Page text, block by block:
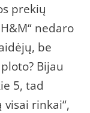
prekių
nedaro
be
Bijau
5, tad
rinkai“,